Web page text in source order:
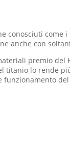
conosciuti come
anche con
premio del
titanio lo rende
funzionamento